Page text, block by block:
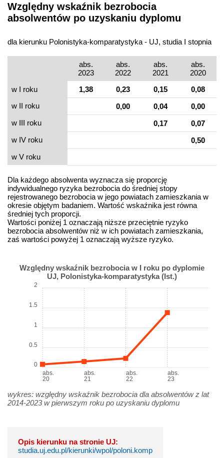
Względny wskaźnik bezrobocia
absolwentów po uzyskaniu dyplomu
dla kierunku Polonistyka-komparatystyka - UJ, studia I stopnia
abs.
2023
abs.
2022
abs.
2021
abs.
2020
w I roku
1,38 0,23 0,15
0,08
w II roku
0,00 0,04
0,00
w III roku
0,17
0,07
w IV roku
0,50
w V roku
Dla każdego absolwenta wyznacza się proporcję
indywidualnego ryzyka bezrobocia do średniej stopy
rejestrowanego bezrobocia w jego powiatach zamieszkania w
okresie objętym badaniem. Wartość wskaźnika jest równa
średniej tych proporcji.
Wartości poniżej 1 oznaczają niższe przeciętnie ryzyko
bezrobocia absolwentów niż w ich powiatach zamieszkania,
zaś wartości powyżej 1 oznaczają wyższe ryzyko.
Względny wskaźnik bezrobocia w I roku po dyplomie
UJ, Polonistyka-komparatystyka (Ist.)
abs.
20
abs.
21
abs.
22
abs.
23
0
0.5
1
1.5
2
wykres: względny wskaźnik bezrobocia dla absolwentów z lat
2014-2023 w pierwszym roku po uzyskaniu dyplomu
Opis kierunku na stronie UJ:
studia.uj.edu.pl/kierunki/wpol/poloni.komp